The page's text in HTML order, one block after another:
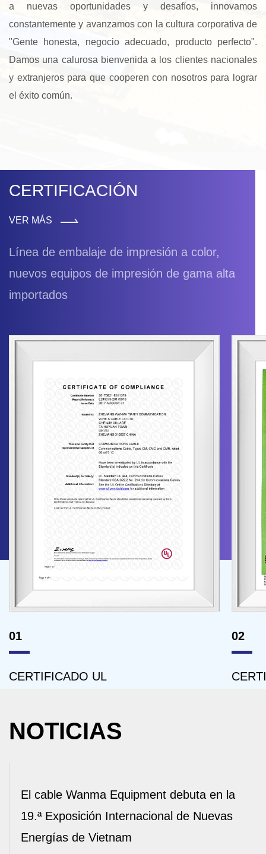
a nuevas oportunidades y desafíos, innovamos
constantemente y avanzamos con la cultura corporativa de
"Gente honesta, negocio adecuado, producto perfecto".
Damos una calurosa bienvenida a los clientes nacionales
y extranjeros para que cooperen con nosotros para lograr
el éxito común.
CERTIFICACIÓN
VER MÁS
Línea de embalaje de impresión a color,
nuevos equipos de impresión de gama alta
importados
UL
NOTICIAS
El cable Wanma Equipment debuta en la
19.ª Exposición Internacional de Nuevas
Energías de Vietnam